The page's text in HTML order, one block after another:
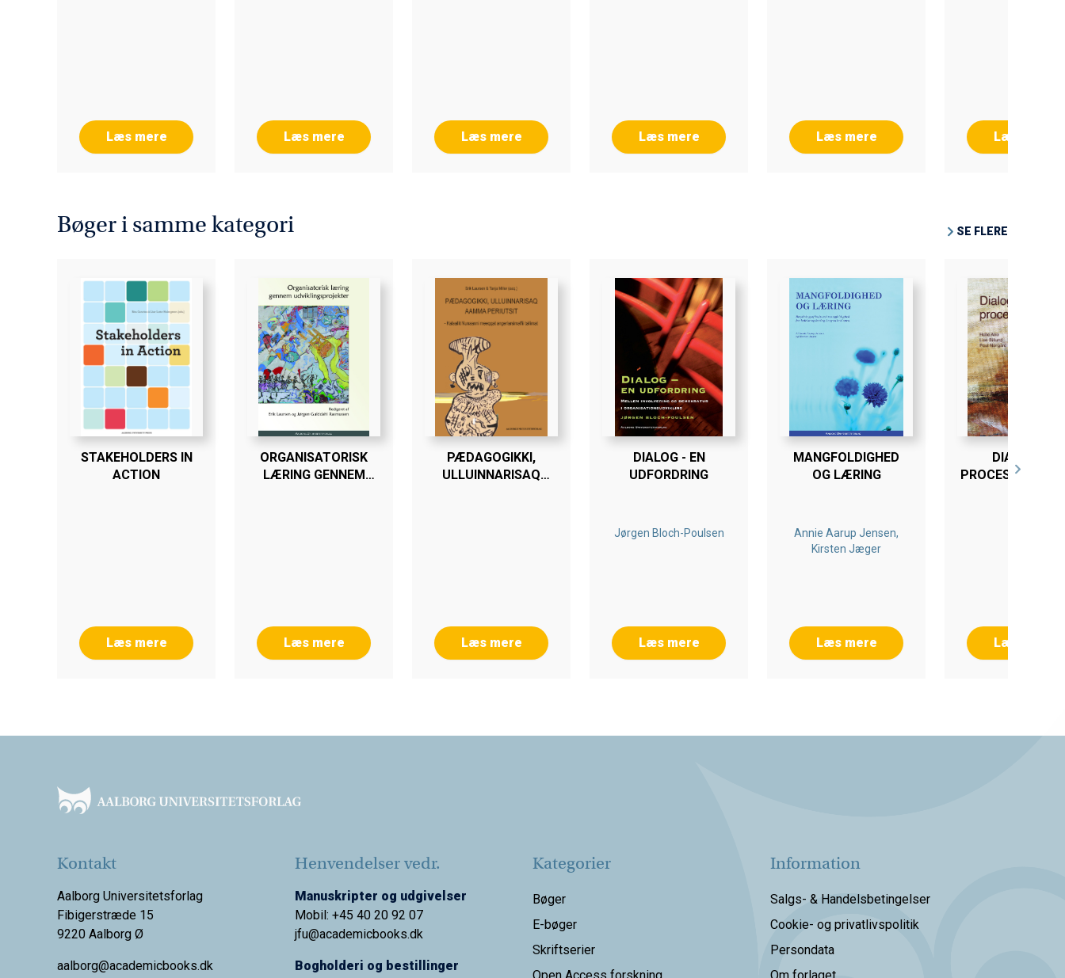
Læs mere Læs mere Læs mere Læs mere Læs mere Læs mere
Bøger i samme kategori SE FLERE
STAKEHOLDERS IN
ACTION
Læs mere
ORGANISATORISK
LÆRING GENNEM
Læs mere
PÆDAGOGIKKI,
ULLUINNARISAQ
Læs mere
DIALOG - EN
UDFORDRING
Jørgen Bloch-Poulsen
Læs mere
MANGFOLDIGHED
OG LÆRING
Annie Aarup Jensen,
Kirsten Jæger
Læs mere
DIALOGISK
Læs mere
Kontakt
Aalborg Universitetsforlag
Fibigerstræde 15
9220 Aalborg Ø
aalborg@academicbooks.dk
Henvendelser vedr.
Manuskripter og udgivelser
Mobil: +45 40 20 92 07
jfu@academicbooks.dk
Bogholderi og bestillinger
Kategorier
Bøger
E-bøger
Skriftserier
Information
Salgs- & Handelsbetingelser
Cookie- og privatlivspolitik
Persondata